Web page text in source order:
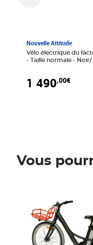
Nouvelle Attitude
Vélo électrique du
- Taille normale - Noir/
1 490,00€
Vous